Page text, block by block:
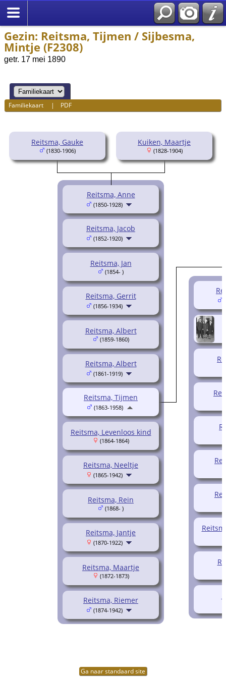
Gezin: Reitsma, Tijmen / Sijbesma,
Mintje (F2308)
getr. 17 mei 1890
Familiekaart | PDF
Reitsma, Gauke
(1830-1906)
Kuiken, Maartje
(1828-1904)
Reitsma, Anne
(1850-1928)
Reitsma, Jacob
(1852-1920)
Reitsma, Jan
(1854- )
Reitsma, Gerrit
(1856-1934)
Reitsma, Albert
(1859-1860)
Reitsma, Albert
(1861-1919)
Reitsma, Levenloos kind
(1864-1864)
Reitsma, Neeltje
(1865-1942)
Reitsma, Rein
(1868- )
Reitsma, Jantje
(1870-1922)
Reitsma, Maartje
(1872-1873)
Reitsma, Riemer
(1874-1942)
Reitsma, Tijmen
(1863-1958)
Ga naar standaard site